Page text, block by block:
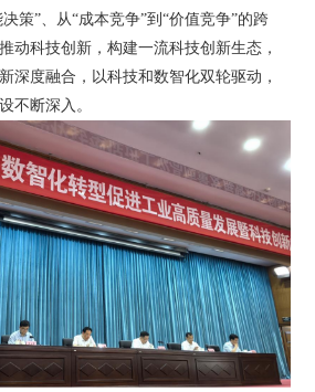
策”、从“成本竞争”到“价值竞争”的跨
动科技创新，构建一流科技创新生态，
深度融合，以科技和数智化双轮驱动，
不断深入。